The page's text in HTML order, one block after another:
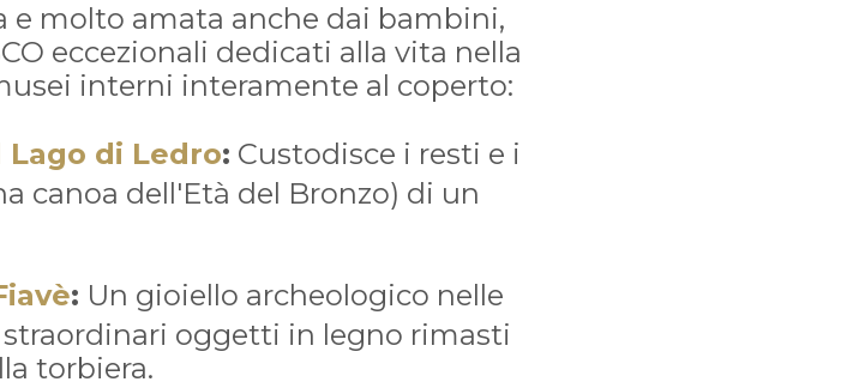
e molto amata anche dai bambini,
eccezionali dedicati alla vita nella
interni interamente al coperto:
di Ledro: Custodisce i resti e i
canoa dell'Età del Bronzo) di un
: Un gioiello archeologico nelle
oggetti in legno rimasti
torbiera.